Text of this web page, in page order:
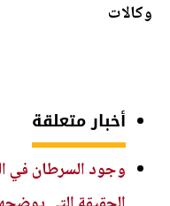
وكالات
أخبار متعلقة
وجود السرطان في